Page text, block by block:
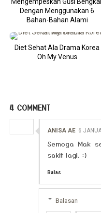
Dengan Menggunakan 6
Bahan-Bahan Alami
Diet Sehat Ala Drama Korea
Oh My Venus
4 COMMENT
ANISA AE 6
Semoga Mak
sakit lagi. :)
Balas
Balasan